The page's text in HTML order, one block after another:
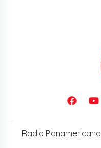
Radio Panamericana